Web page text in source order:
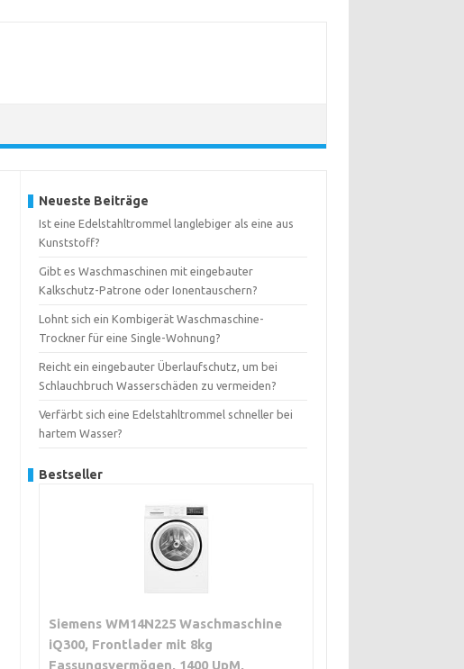
Neueste Beiträge
Ist eine Edelstahltrommel langlebiger als eine aus
Kunststoff?
Gibt es Waschmaschinen mit eingebauter
Kalkschutz-Patrone oder Ionentauschern?
Lohnt sich ein Kombigerät Waschmaschine-
Trockner für eine Single-Wohnung?
Reicht ein eingebauter Überlaufschutz, um bei
Schlauchbruch Wasserschäden zu vermeiden?
Verfärbt sich eine Edelstahltrommel schneller bei
hartem Wasser?
Bestseller
Siemens WM14N225 Waschmaschine
iQ300, Frontlader mit 8kg
Fassungsvermögen, 1400 UpM,